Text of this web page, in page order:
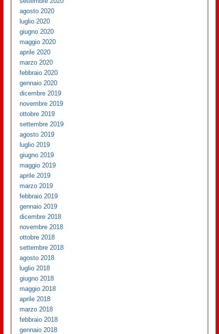
agosto 2020
luglio 2020
giugno 2020
maggio 2020
aprile 2020
marzo 2020
febbraio 2020
gennaio 2020
dicembre 2019
novembre 2019
ottobre 2019
settembre 2019
agosto 2019
luglio 2019
giugno 2019
maggio 2019
aprile 2019
marzo 2019
febbraio 2019
gennaio 2019
dicembre 2018
novembre 2018
ottobre 2018
settembre 2018
agosto 2018
luglio 2018
giugno 2018
maggio 2018
aprile 2018
marzo 2018
febbraio 2018
gennaio 2018